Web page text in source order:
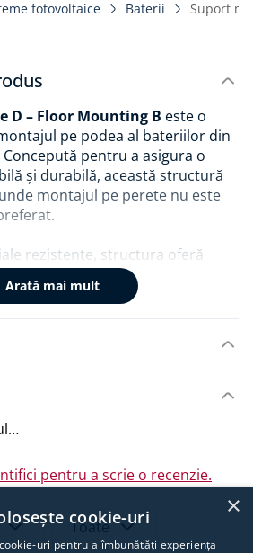
fotovoltaice Baterii Suport
D – Floor Mounting B este o
pe podea al bateriilor din
Concepută pentru a asigura o
și durabilă, această structură
montajul pe perete nu este
rezistente, structura oferă
unul sau mai multe module
poziția verticală și stabilă a
rapidă și sigură, fiind
din seria Lynx D.
pentru proiecte
compromisuri în ceea ce
Arată mai mult
pentru a scrie o recenzie.
Toate
×
cookie-uri
uri pentru a îmbunătăți experiența